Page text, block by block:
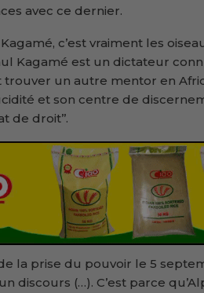
avec ce dernier.
c’est vraiment les
Kagamé est un dictateur
un autre mentor en
et son centre de
de droit’’.
la prise du pouvoir le 5
discours (…). C’est parce